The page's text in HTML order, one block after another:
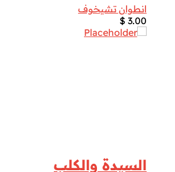
انطوان تشيخوف
$ 3.00
السيدة والكلب